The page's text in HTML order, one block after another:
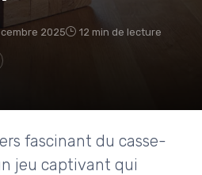
2025 12 min de lecture
fascinant du casse-
jeu captivant qui